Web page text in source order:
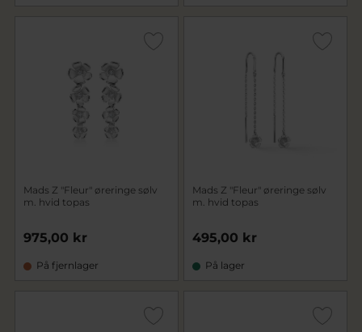
Mads Z "Fleur" øreringe sølv
m. hvid topas
975,00 kr
På fjernlager
Mads Z "Fleur" øreringe sølv
m. hvid topas
495,00 kr
På lager